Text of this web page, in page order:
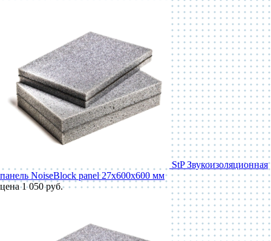
StP Звукоизоляционная
панель NoiseBlock panel 27x600x600 мм
цена 1 050 руб.